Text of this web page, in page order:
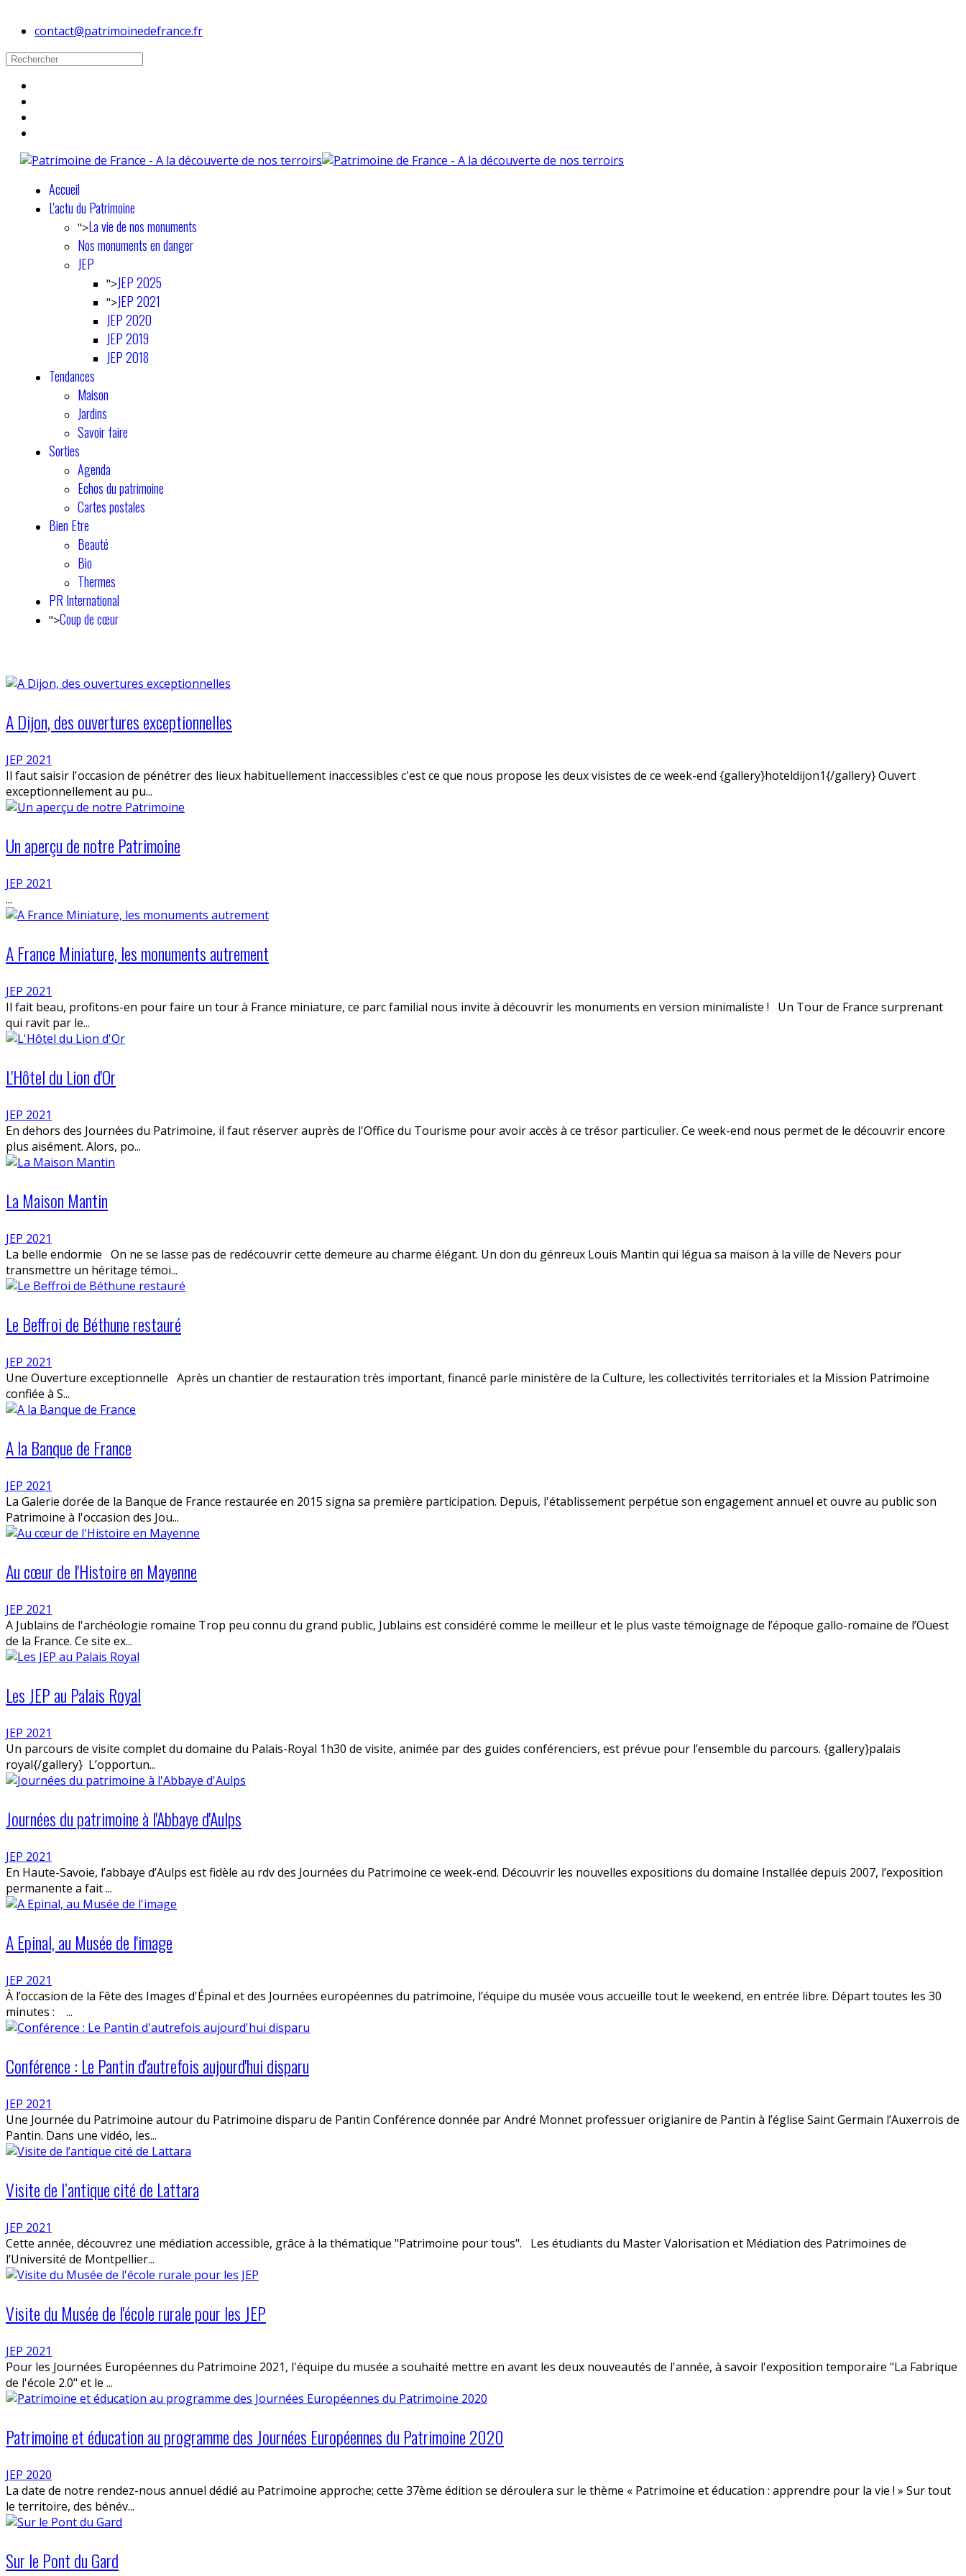
contact@patrimoinedefrance.fr
Accueil
L'actu du Patrimoine
">La vie de nos monuments
Nos monuments en danger
JEP
">JEP 2025
">JEP 2021
JEP 2020
JEP 2019
JEP 2018
Tendances
Maison
Jardins
Savoir faire
Sorties
Agenda
Echos du patrimoine
Cartes postales
Bien Etre
Beauté
Bio
Thermes
PR International
">Coup de cœur
A Dijon, des ouvertures exceptionnelles
JEP 2021
Il faut saisir l'occasion de pénétrer des lieux habituellement inaccessibles c'est ce que nous propose les deux visistes de ce week-end {gallery}hoteldijon1{/gallery} Ouvert
exceptionnellement au pu...
Un aperçu de notre Patrimoine
JEP 2021
...
A France Miniature, les monuments autrement
JEP 2021
Il fait beau, profitons-en pour faire un tour à France miniature, ce parc familial nous invite à découvrir les monuments en version minimaliste ! Un Tour de France surprenant
qui ravit par le...
L'Hôtel du Lion d'Or
JEP 2021
En dehors des Journées du Patrimoine, il faut réserver auprès de l'Office du Tourisme pour avoir accès à ce trésor particulier. Ce week-end nous permet de le découvrir encore
plus aisément. Alors, po...
La Maison Mantin
JEP 2021
La belle endormie On ne se lasse pas de redécouvrir cette demeure au charme élégant. Un don du génreux Louis Mantin qui légua sa maison à la ville de Nevers pour
transmettre un héritage témoi...
Le Beffroi de Béthune restauré
JEP 2021
Une Ouverture exceptionnelle Après un chantier de restauration très important, financé parle ministère de la Culture, les collectivités territoriales et la Mission Patrimoine
confiée à S...
A la Banque de France
JEP 2021
La Galerie dorée de la Banque de France restaurée en 2015 signa sa première participation. Depuis, l'établissement perpétue son engagement annuel et ouvre au public son
Patrimoine à l'occasion des Jou...
Au cœur de l'Histoire en Mayenne
JEP 2021
A Jublains de l'archéologie romaine Trop peu connu du grand public, Jublains est considéré comme le meilleur et le plus vaste témoignage de l’époque gallo-romaine de l’Ouest
de la France. Ce site ex...
Les JEP au Palais Royal
JEP 2021
Un parcours de visite complet du domaine du Palais-Royal 1h30 de visite, animée par des guides conférenciers, est prévue pour l’ensemble du parcours. {gallery}palais
royal{/gallery} L’opportun...
Journées du patrimoine à l'Abbaye d'Aulps
JEP 2021
En Haute-Savoie, l’abbaye d’Aulps est fidèle au rdv des Journées du Patrimoine ce week-end. Découvrir les nouvelles expositions du domaine Installée depuis 2007, l’exposition
permanente a fait ...
A Epinal, au Musée de l'image
JEP 2021
À l’occasion de la Fête des Images d'Épinal et des Journées européennes du patrimoine, l’équipe du musée vous accueille tout le weekend, en entrée libre. Départ toutes les 30
minutes : ...
Conférence : Le Pantin d'autrefois aujourd'hui disparu
JEP 2021
Une Journée du Patrimoine autour du Patrimoine disparu de Pantin Conférence donnée par André Monnet professuer origianire de Pantin à l’église Saint Germain l’Auxerrois de
Pantin. Dans une vidéo, les...
Visite de l’antique cité de Lattara
JEP 2021
Cette année, découvrez une médiation accessible, grâce à la thématique "Patrimoine pour tous". Les étudiants du Master Valorisation et Médiation des Patrimoines de
l’Université de Montpellier...
Visite du Musée de l'école rurale pour les JEP
JEP 2021
Pour les Journées Européennes du Patrimoine 2021, l'équipe du musée a souhaité mettre en avant les deux nouveautés de l'année, à savoir l'exposition temporaire "La Fabrique
de l'école 2.0" et le ...
Patrimoine et éducation au programme des Journées Européennes du Patrimoine 2020
JEP 2020
La date de notre rendez-nous annuel dédié au Patrimoine approche; cette 37ème édition se déroulera sur le thème « Patrimoine et éducation : apprendre pour la vie ! » Sur tout
le territoire, des bénév...
Sur le Pont du Gard